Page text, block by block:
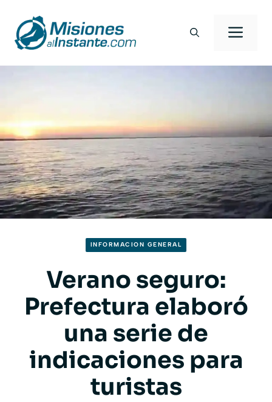
contenido
INFORMACION GENERAL
Verano seguro:
Prefectura elaboró
una serie de
indicaciones para
turistas